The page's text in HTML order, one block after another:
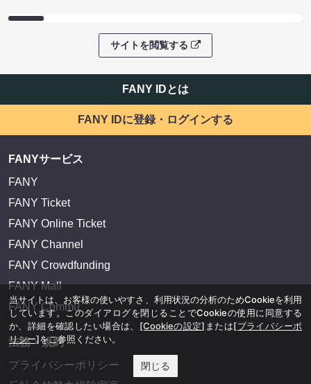
サイトを閲覧する
FANY IDとは
FANY IDに登録・ログインする
FANYサービス
FANY
FANY Ticket
FANY Online Ticket
FANY Channel
FANY Crowdfunding
FANY Mall
FANY Commu
法務・規約
プライバシーポリシー
当サイトは、お客様の使いやすさ、利用状況の分析のためCookieを利用
しています。このダイアログを閉じることでCookieの使用に同意する
か、詳細を確認したい場合は、 [Cookieの設定] または[プライバシーポ
リシー]をご参照ください。
閉じる